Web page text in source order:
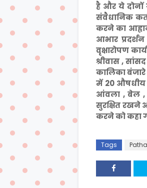
है और ये
संवैधानिक
करने का
आभार
वृक्षारोपण
श्रीवास ,
कालिका बंजारे
में 20 औषधीय
आंवला , बेल ,
सुरक्षित रखने
करने को कहा
Tags